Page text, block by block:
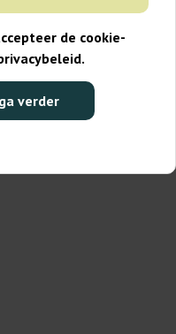
de cookie-
verder